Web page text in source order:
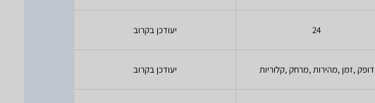
24
דופק ,זמן ,מהירות ,מרחק ,קלוריות
יעודכן בקרוב
יעודכן בקרוב